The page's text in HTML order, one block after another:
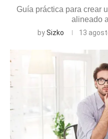
Guía práctica para crear
alineado
bySizko 13